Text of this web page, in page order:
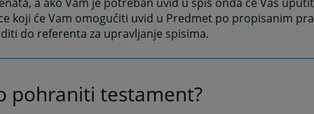
koji će Vam omogućiti uvid u Predmet po propisanim
do referenta za upravljanje spisima.
pohraniti testament?